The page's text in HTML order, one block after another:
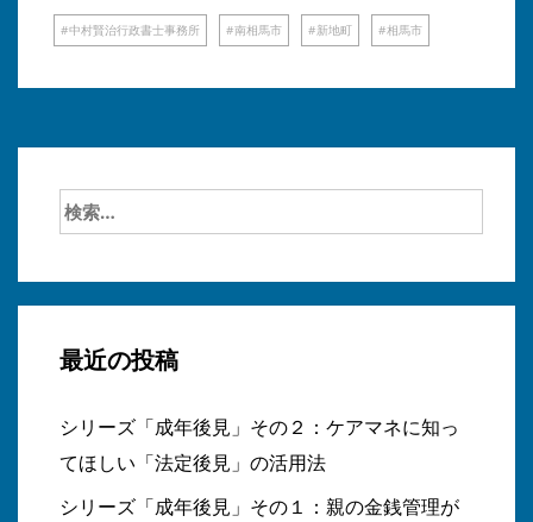
中村賢治行政書士事務所 南相馬市 新地町 相馬市
検
索:
最近の投稿
シリーズ「成年後見」その２：ケアマネに知っ
てほしい「法定後見」の活用法
シリーズ「成年後見」その１：親の金銭管理が